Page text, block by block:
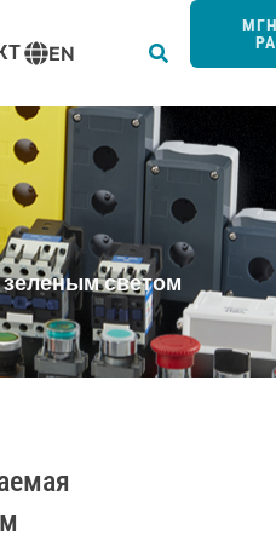
EN
зеленым светом